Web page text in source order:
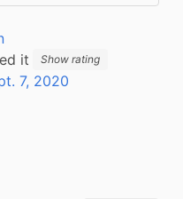
it
Show rating
7, 2020